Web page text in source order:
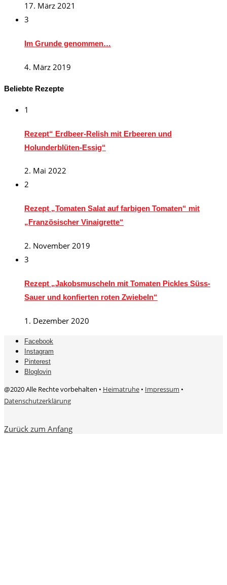
17. März 2021
3
Im Grunde genommen…
4. März 2019
Beliebte Rezepte
1
Rezept“ Erdbeer-Relish mit Erbeeren und
Holunderblüten-Essig“
2. Mai 2022
2
Rezept „Tomaten Salat auf farbigen Tomaten“ mit
„Französischer Vinaigrette“
2. November 2019
3
Rezept „Jakobsmuscheln mit Tomaten Pickles Süss-
Sauer und konfierten roten Zwiebeln“
1. Dezember 2020
Facebook
Instagram
Pinterest
Bloglovin
@2020 Alle Rechte vorbehalten • Heimatruhe • Impressum •
Datenschutzerklärung
Zurück zum Anfang